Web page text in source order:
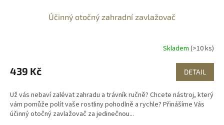
Účinný otočný zahradní zavlažovač
Skladem (>10 ks)
439 Kč DETAIL
Už vás nebaví zalévat zahradu a trávník ručně? Chcete nástroj, který
vám pomůže polít vaše rostliny pohodlně a rychle? Přinášíme Vás
účinný otočný zavlažovač za jedinečnou...